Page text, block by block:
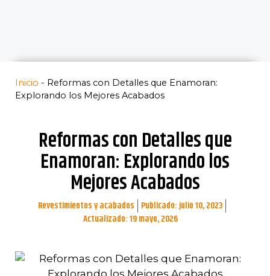
Inicio - Reformas con Detalles que Enamoran:
Explorando los Mejores Acabados
Reformas con Detalles que
Enamoran: Explorando los
Mejores Acabados
Revestimientos y acabados Publicado:julio 10, 2023
Actualizado: 19 mayo, 2026